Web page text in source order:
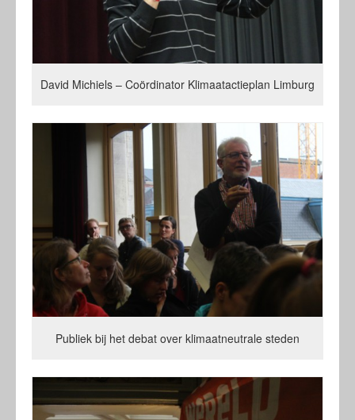
David Michiels – Coördinator Klimaatactieplan Limburg
Publiek bij het debat over klimaatneutrale steden